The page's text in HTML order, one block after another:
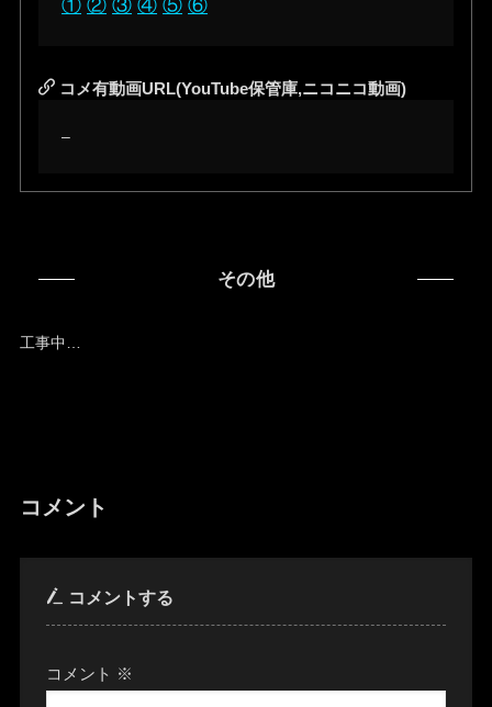
① ② ③ ④ ⑤ ⑥
コメ有動画URL(YouTube保管庫,ニコニコ動画)
–
その他
工事中…
コメント
コメントする
コメント ※